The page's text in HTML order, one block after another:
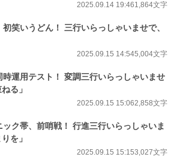
2025.09.14 19:461,864文字
笑いうどん！ 三行いらっしゃいませで、
2025.09.15 14:545,004文字
運用テスト！ 変調三行いらっしゃいませ
る」
2025.09.15 15:062,858文字
ク帯、前哨戦！ 行進三行いらっしゃいま
を」
2025.09.15 15:153,027文字